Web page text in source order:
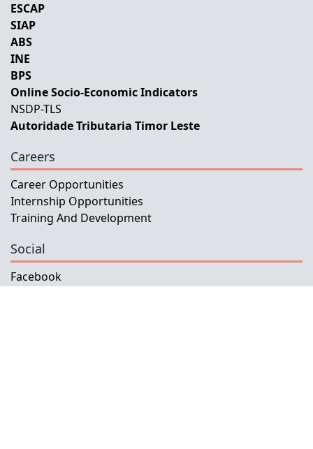
ESCAP
SIAP
ABS
INE
BPS
Online Socio-Economic Indicators
NSDP-TLS
Autoridade Tributaria Timor Leste
Careers
Career Opportunities
Internship Opportunities
Training And Development
Social
Facebook